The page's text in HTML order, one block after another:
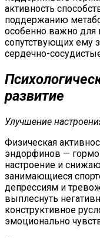
активность
поддержанию
особенно важно для
сопутствующих ему
сердечно-
развитие
Улучшение
Физическая
эндорфинов —
настроение и
занимающиеся
депрессиям и
выплеснуть
конструктивное
эмоционально